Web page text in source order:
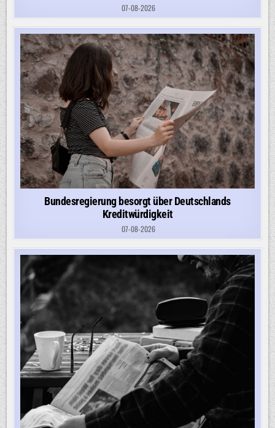
07-08-2026
Bundesregierung besorgt über Deutschlands
Kreditwürdigkeit
07-08-2026